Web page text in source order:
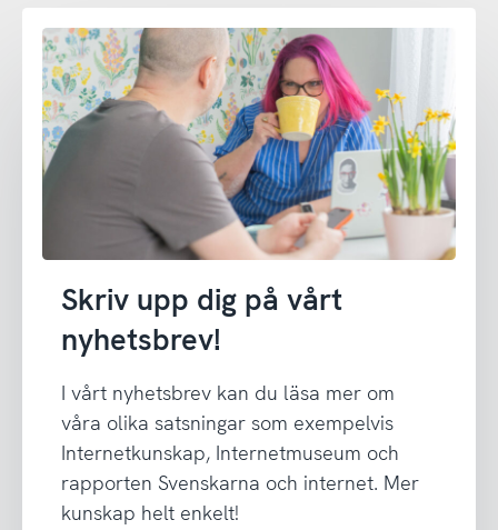
Skriv upp dig på vårt
nyhetsbrev!
I vårt nyhetsbrev kan du läsa mer om
våra olika satsningar som exempelvis
Internetkunskap, Internetmuseum och
rapporten Svenskarna och internet. Mer
kunskap helt enkelt!